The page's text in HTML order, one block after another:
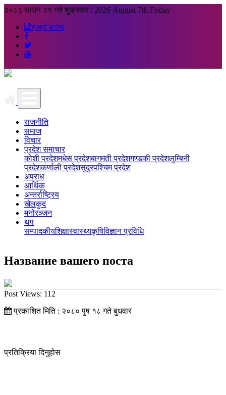
२०८३ साउन २१ गते शुक्रवार | 2026 August 7th Friday
हाम्रो बारेमा
राजनीति
समाज
विचार
प्रदेश समाचार
कोशी प्रदेशमधेस प्रदेशबागमती प्रदेशगण्डकी प्रदेशलुम्बिनी
प्रदेशकर्णाली प्रदेशसुदुरपश्चिम प्रदेश
अपराध
आर्थिक
अन्तर्राष्ट्रिय
खेलकुद
मनोरञ्जन
थप
सम्पादकीयशिक्षास्वास्थ्यकृषिविज्ञान प्रविधि
Название вашего поста
Post Views: 112
प्रकाशित मिति : २०८० पुष १८ गते बुधवार
प्रतिक्रिया दिनुहोस